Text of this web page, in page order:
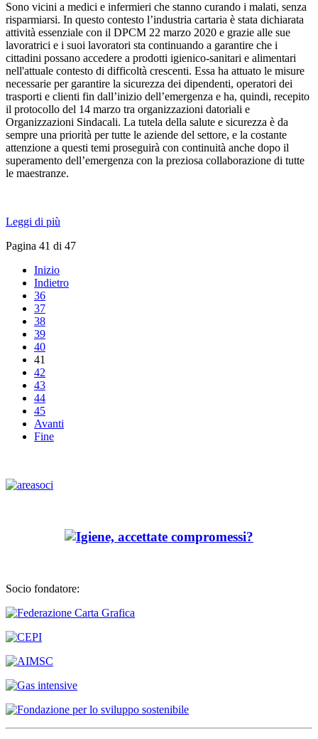
Sono vicini a medici e infermieri che stanno curando i malati, senza
risparmiarsi. In questo contesto l’industria cartaria è stata dichiarata
attività essenziale con il DPCM 22 marzo 2020 e grazie alle sue
lavoratrici e i suoi lavoratori sta continuando a garantire che i
cittadini possano accedere a prodotti igienico-sanitari e alimentari
nell'attuale contesto di difficoltà crescenti. Essa ha attuato le misure
necessarie per garantire la sicurezza dei dipendenti, operatori dei
trasporti e clienti fin dall’inizio dell’emergenza e ha, quindi, recepito
il protocollo del 14 marzo tra organizzazioni datoriali e
Organizzazioni Sindacali. La tutela della salute e sicurezza è da
sempre una priorità per tutte le aziende del settore, e la costante
attenzione a questi temi proseguirà con continuità anche dopo il
superamento dell’emergenza con la preziosa collaborazione di tutte
le maestranze.
Leggi di più
Pagina 41 di 47
Inizio
Indietro
36
37
38
39
40
41
42
43
44
45
Avanti
Fine
Socio fondatore: